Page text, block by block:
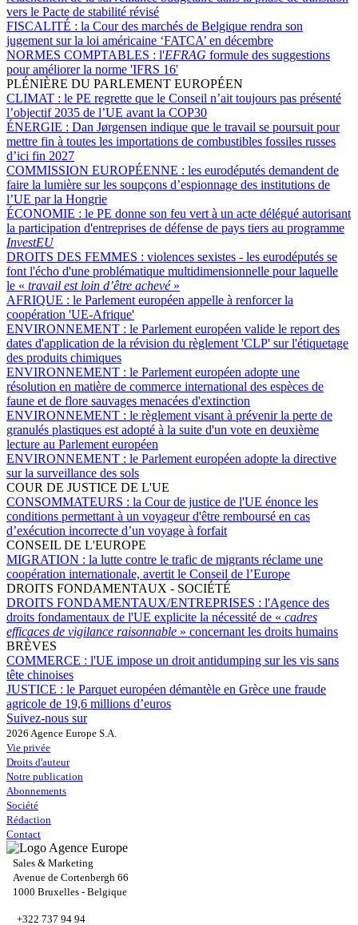
vers le Pacte de stabilité révisé
FISCALITÉ : la Cour des marchés de Belgique rendra son
jugement sur la loi américaine ‘FATCA’ en décembre
NORMES COMPTABLES : l'EFRAG formule des suggestions
pour améliorer la norme 'IFRS 16'
PLÉNIÈRE DU PARLEMENT EUROPÉEN
CLIMAT : le PE regrette que le Conseil n’ait toujours pas présenté
l’objectif 2035 de l’UE avant la COP30
ÉNERGIE : Dan Jørgensen indique que le travail se poursuit pour
mettre fin à toutes les importations de combustibles fossiles russes
d’ici fin 2027
COMMISSION EUROPÉENNE : les eurodéputés demandent de
faire la lumière sur les soupçons d’espionnage des institutions de
l’UE par la Hongrie
ÉCONOMIE : le PE donne son feu vert à un acte délégué autorisant
la participation d'entreprises de défense de pays tiers au programme
InvestEU
DROITS DES FEMMES : violences sexistes - les eurodéputés se
font l'écho d'une problématique multidimensionnelle pour laquelle
le « travail est loin d’être achevé »
AFRIQUE : le Parlement européen appelle à renforcer la
coopération 'UE-Afrique'
ENVIRONNEMENT : le Parlement européen valide le report des
dates d'application de la révision du règlement 'CLP' sur l'étiquetage
des produits chimiques
ENVIRONNEMENT : le Parlement européen adopte une
résolution en matière de commerce international des espèces de
faune et de flore sauvages menacées d'extinction
ENVIRONNEMENT : le règlement visant à prévenir la perte de
granulés plastiques est adopté à la suite d'un vote en deuxième
lecture au Parlement européen
ENVIRONNEMENT : le Parlement européen adopte la directive
sur la surveillance des sols
COUR DE JUSTICE DE L'UE
CONSOMMATEURS : la Cour de justice de l'UE énonce les
conditions permettant à un voyageur d'être remboursé en cas
d’exécution incorrecte d’un voyage à forfait
CONSEIL DE L'EUROPE
MIGRATION : la lutte contre le trafic de migrants réclame une
coopération internationale, avertit le Conseil de l’Europe
DROITS FONDAMENTAUX - SOCIÉTÉ
DROITS FONDAMENTAUX/ENTREPRISES : l'Agence des
droits fondamentaux de l'UE explicite la nécessité de « cadres
efficaces de vigilance raisonnable » concernant les droits humains
BRÈVES
COMMERCE : l'UE impose un droit antidumping sur les vis sans
tête chinoises
JUSTICE : le Parquet européen démantèle en Grèce une fraude
agricole de 19,6 millions d’euros
Suivez-nous sur
2026 Agence Europe S.A.
Vie privée
Droits d'auteur
Notre publication
Abonnements
Société
Rédaction
Contact
Sales & Marketing
Avenue de Cortenbergh 66
1000 Bruxelles - Belgique
+322 737 94 94